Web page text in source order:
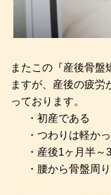
またこの『産後骨盤
ますが、産後の疲労
っております。
初産である
つわりは軽か
産後1ヶ月半～
腰から骨盤周